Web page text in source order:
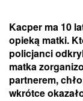
Kacper ma 10
opieką matki.
policjanci
matka
partnerem,
wkrótce